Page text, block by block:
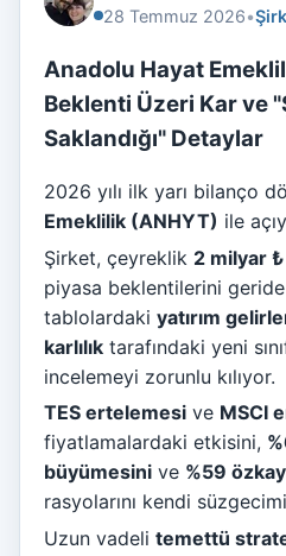
28 Temmuz 2026•
Anadolu Hayat
Beklenti Üzeri Kar ve
Saklandığı" Detaylar
2026 yılı ilk yarı bilanço
Emeklilik (ANHYT) ile
Şirket, çeyreklik 2 milyar
piyasa beklentilerini
tablolardaki yatırım
karlılık tarafındaki yeni
incelemeyi zorunlu kılıyor.
TES ertelemesi ve MSCI
fiyatlamalardaki etkisini,
büyümesini ve %59
rasyolarını kendi
Uzun vadeli temettü